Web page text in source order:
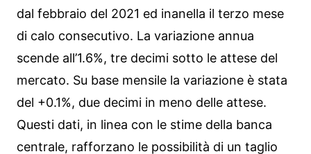
dal febbraio del 2021 ed inanella il terzo mese
di calo consecutivo. La variazione annua
scende all’1.6%, tre decimi sotto le attese del
mercato. Su base mensile la variazione è stata
del +0.1%, due decimi in meno delle attese.
Questi dati, in linea con le stime della banca
centrale, rafforzano le possibilità di un taglio